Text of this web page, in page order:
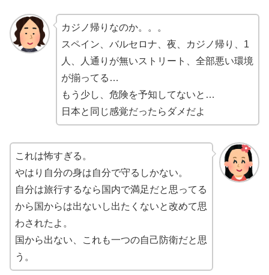
カジノ帰りなのか。。。
スペイン、バルセロナ、夜、カジノ帰り、1
人、人通りが無いストリート、全部悪い環境
が揃ってる…
もう少し、危険を予知してないと…
日本と同じ感覚だったらダメだよ
これは怖すぎる。
やはり自分の身は自分で守るしかない。
自分は旅行するなら国内で満足だと思ってる
から国からは出ないし出たくないと改めて思
わされたよ。
国から出ない、これも一つの自己防衛だと思
う。